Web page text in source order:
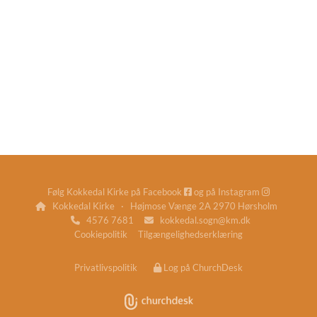
Følg Kokkedal Kirke på Facebook  og på Instagram 

Kokkedal Kirke · Højmose Vænge 2A 2970 Hørsholm
 4576 7681 
kokkedal.sogn@km.dk
Cookiepolitik
Tilgængelighedserklæring
Privatlivspolitik Log på ChurchDesk